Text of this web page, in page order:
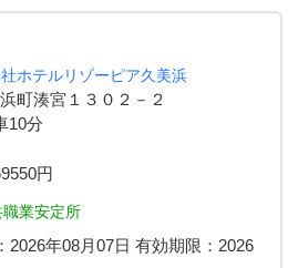
ホテルリゾーピア久美浜
町湊宮１３０２－２
10分
円
業安定所
2026年08月07日 有効期限： 2026